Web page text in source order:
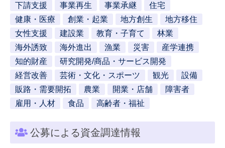
下請支援
事業再生 事業承継
住宅
健康・医療
創業・起業 地方創生
地方移住
女性支援
建設業 教育・子育て
林業
海外誘致
海外進出 漁業 災害
産学連携
知的財産
研究開発/商品・サービス開発
経営改善
芸術・文化・スポーツ 観光
設備
販路・需要開拓
農業 開業・店舗
障害者
雇用・人材
食品 高齢者・福祉
公募による資金調達情報